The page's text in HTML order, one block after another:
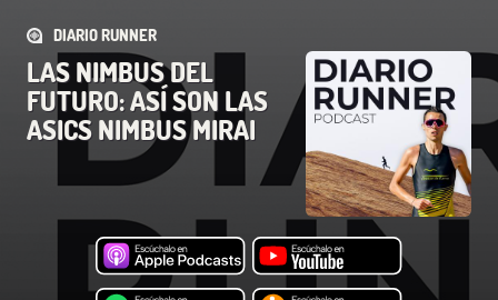
DIARIO RUNNER
LAS NIMBUS DEL
FUTURO: ASÍ SON LAS
ASICS NIMBUS MIRAI